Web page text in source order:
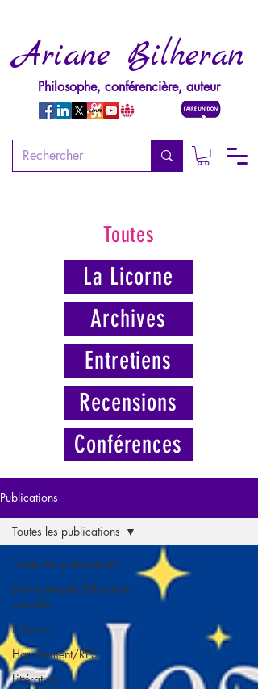
Ariane Bilheran
Philosophe, conférencière, auteur
Toutes
La Licorne
Archives
Entretiens
Recensions
Conférences
Publications
Toutes les publications
Droits sexuels/Education
sexuelle
Enfance
Harcèlement/RPS
Littérature
Toutes les publications